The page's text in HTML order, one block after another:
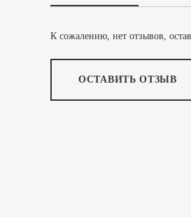
К сожалению, нет отзывов,
ОСТАВИТЬ ОТЗЫВ